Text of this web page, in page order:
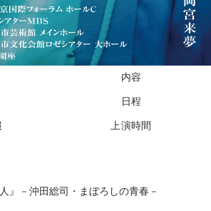
内容
日程
上演時間
』－沖田総司・まぼろしの青春－